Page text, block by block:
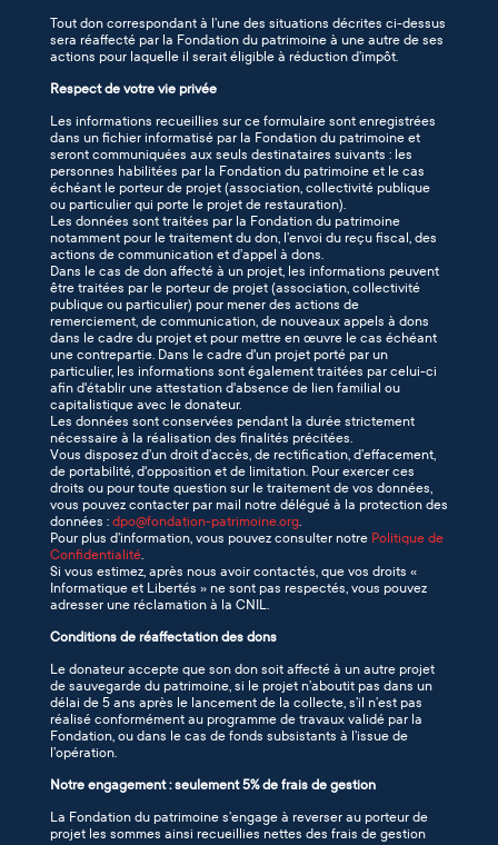
Tout don correspondant à l’une des situations décrites ci-dessus
sera réaffecté par la Fondation du patrimoine à une autre de ses
actions pour laquelle il serait éligible à réduction d’impôt.
Respect de votre vie privée
Les informations recueillies sur ce formulaire sont enregistrées
dans un fichier informatisé par la Fondation du patrimoine et
seront communiquées aux seuls destinataires suivants : les
personnes habilitées par la Fondation du patrimoine et le cas
échéant le porteur de projet (association, collectivité publique
ou particulier qui porte le projet de restauration).
Les données sont traitées par la Fondation du patrimoine
notamment pour le traitement du don, l’envoi du reçu fiscal, des
actions de communication et d’appel à dons.
Dans le cas de don affecté à un projet, les informations peuvent
être traitées par le porteur de projet (association, collectivité
publique ou particulier) pour mener des actions de
remerciement, de communication, de nouveaux appels à dons
dans le cadre du projet et pour mettre en œuvre le cas échéant
une contrepartie. Dans le cadre d'un projet porté par un
particulier, les informations sont également traitées par celui-ci
afin d'établir une attestation d'absence de lien familial ou
capitalistique avec le donateur.
Les données sont conservées pendant la durée strictement
nécessaire à la réalisation des finalités précitées.
Vous disposez d’un droit d’accès, de rectification, d’effacement,
de portabilité, d'opposition et de limitation. Pour exercer ces
droits ou pour toute question sur le traitement de vos données,
vous pouvez contacter par mail notre délégué à la protection des
données : dpo@fondation-patrimoine.org.
Pour plus d’information, vous pouvez consulter notre Politique de
Confidentialité.
Si vous estimez, après nous avoir contactés, que vos droits «
Informatique et Libertés » ne sont pas respectés, vous pouvez
adresser une réclamation à la CNIL.
Conditions de réaffectation des dons
Le donateur accepte que son don soit affecté à un autre projet
de sauvegarde du patrimoine, si le projet n’aboutit pas dans un
délai de 5 ans après le lancement de la collecte, s’il n’est pas
réalisé conformément au programme de travaux validé par la
Fondation, ou dans le cas de fonds subsistants à l’issue de
l’opération.
Notre engagement : seulement 5% de frais de gestion
La Fondation du patrimoine s’engage à reverser au porteur de
projet les sommes ainsi recueillies nettes des frais de gestion